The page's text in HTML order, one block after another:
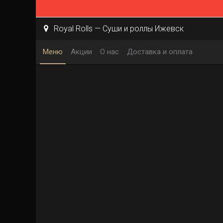
Royal Rolls — Суши и роллы Ижевск
Меню Акции О нас Доставка и оплата